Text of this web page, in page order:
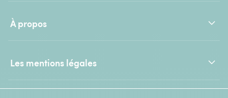
À propos
Les mentions légales